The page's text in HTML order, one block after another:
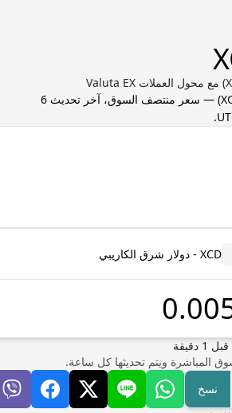
) — سعر منتصف السوق، آخر تحديث 6
.
XCD - دولار شرق الكاريبي
قبل 1 دقيقة
المباشرة ويتم تحديثها كل ساعة.
نسخ